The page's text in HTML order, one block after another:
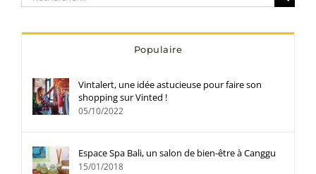
Populaire
Vintalert, une idée astucieuse pour faire son
shopping sur Vinted !
05/10/2022
Espace Spa Bali, un salon de bien-être à Canggu
15/01/2018